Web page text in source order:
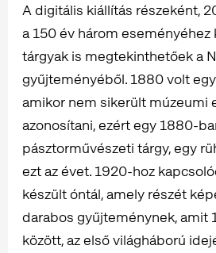
A digitális kiállítás részeként,
a 150 év három
tárgyak is megtekinthetőek a
gyűjteményéből. 1880 volt
amikor nem sikerült múzeumi
azonosítani, ezért egy 1880-
pásztorművészeti tárgy, egy
ezt az évet. 1920-hoz
készült óntál, amely részét
darabos gyűjteménynek, amit
között, az első világháború